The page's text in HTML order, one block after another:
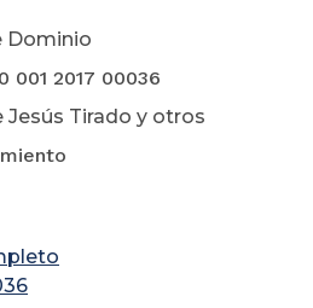
Dominio
001 2017 00036
Tirado y otros
Conocimiento